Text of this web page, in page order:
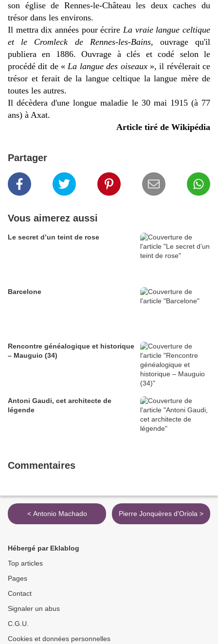
son église de Rennes-le-Château les deux caches du
trésor dans les environs.
Il mettra dix années pour écrire La vraie langue celtique
et le Cromleck de Rennes-les-Bains, ouvrage qu'il
publiera en 1886. Ouvrage à clés et codé selon le
procédé dit de «La langue des oiseaux», il révélerait ce
trésor et ferait de la langue celtique la langue mère de
toutes les autres.
Il décèdera d'une longue maladie le 30 mai 1915 (à 77
ans) à Axat.
Article tiré de Wikipédia
Partager
Vous aimerez aussi
Le secret d’un teint de rose
Barcelone
Rencontre généalogique et historique
– Mauguio (34)
Antoni Gaudi, cet architecte de
légende
Commentaires
< Antonio Machado Pierre Jonquères d'Oriola >
Hébergé par Eklablog
Top articles
Pages
Contact
Signaler un abus
C.G.U.
Cookies et données personnelles